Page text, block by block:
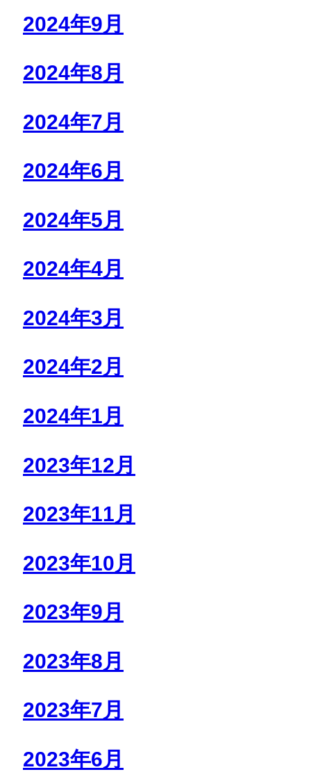
2024年9月
2024年8月
2024年7月
2024年6月
2024年5月
2024年4月
2024年3月
2024年2月
2024年1月
2023年12月
2023年11月
2023年10月
2023年9月
2023年8月
2023年7月
2023年6月